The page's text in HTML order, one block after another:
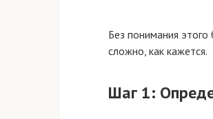
Без понимания этого
сложно, как кажется.
Шаг 1: